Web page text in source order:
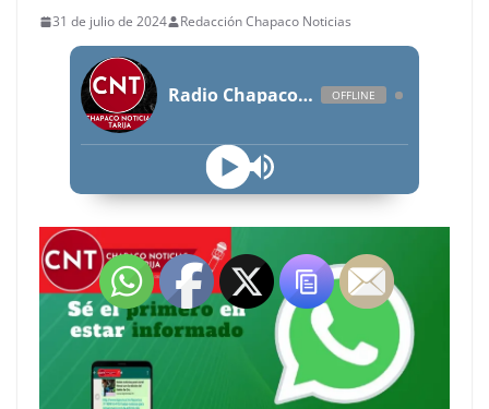
31 de julio de 2024 Redacción Chapaco Noticias
Radio Chapaco Noticias Las 24 horas en vivo OFFLINE